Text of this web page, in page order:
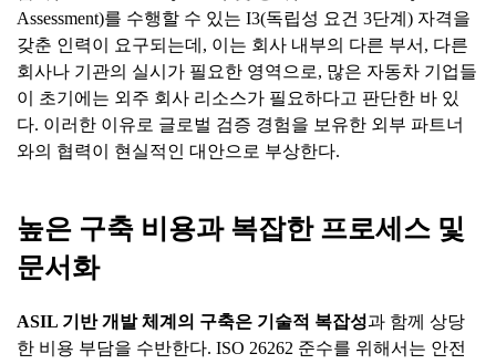
Assessment)를 수행할 수 있는 I3(독립성 요건 3단계) 자격을
갖춘 인력이 요구되는데, 이는 회사 내부의 다른 부서, 다른
회사나 기관의 실시가 필요한 영역으로, 많은 자동차 기업들
이 초기에는 외주 회사 리소스가 필요하다고 판단한 바 있
다. 이러한 이유로 글로벌 검증 경험을 보유한 외부 파트너
와의 협력이 현실적인 대안으로 부상한다.
높은 구축 비용과 복잡한 프로세스 및
문서화
ASIL 기반 개발 체계의 구축은 기술적 복잡성과 함께 상당
한 비용 부담을 수반한다. ISO 26262 준수를 위해서는 안전